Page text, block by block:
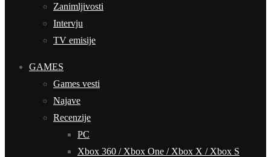
Zanimljivosti
Intervju
TV emisije
GAMES
Games vesti
Najave
Recenzije
PC
Xbox 360 / Xbox One / Xbox X / Xbox S